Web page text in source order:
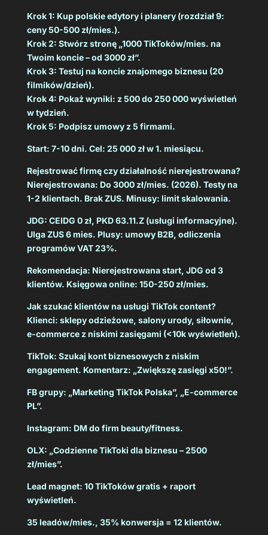
Krok 1: Kup polskie edytory i planery (rozdział 9:
ceny 50-500 zł/mies.).
Krok 2: Stwórz stronę „1000 TikToków/mies. na
Twoim koncie – od 3000 zł”.
Krok 3: Testuj na koncie znajomego biznesu (20
filmików/dzień).
Krok 4: Pokaż wyniki: z 500 do 250 000 wyświetleń
w tydzień.
Krok 5: Podpisz umowy z 5 firmami.
Start: 7-10 dni. Cel: 25 000 zł w 1. miesiącu.
Rejestrować firmę czy działalność nierejestrowana?
Nierejestrowana: Do 3000 zł/mies. (2026). Testy na
1-2 klientach. Brak ZUS. Minusy: limit skalowania.
JDG: CEIDG 0 zł, PKD 63.11.Z (usługi informacyjne).
Ulga ZUS 6 mies. Plusy: umowy B2B, odliczenia
programów VAT 23%.
Rekomendacja: Nierejestrowana start, JDG od 3
klientów. Księgowa online: 150-250 zł/mies.
Jak szukać klientów na usługi TikTok content?
Klienci: sklepy odzieżowe, salony urody, siłownie,
e-commerce z niskimi zasięgami (<10k wyświetleń).
TikTok: Szukaj kont biznesowych z niskim
engagement. Komentarz: „Zwiększę zasięgi x50!”.
FB grupy: „Marketing TikTok Polska”, „E-commerce
PL”.
Instagram: DM do firm beauty/fitness.
OLX: „Codzienne TikToki dla biznesu – 2500
zł/mies”.
Lead magnet: 10 TikToków gratis + raport
wyświetleń.
35 leadów/mies., 35% konwersja = 12 klientów.